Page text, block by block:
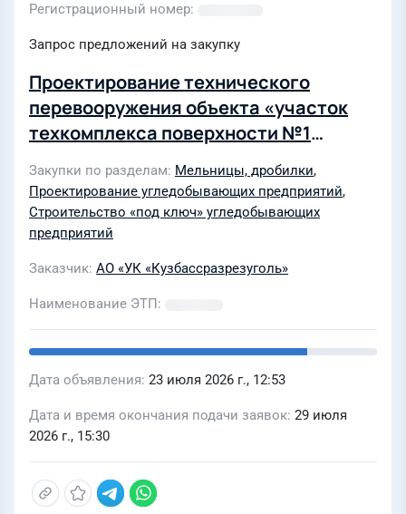
Регистрационный номер
Запрос предложений на закупку
Проектирование технического
перевооружения объекта «участок
техкомплекса поверхности №1
«Краснобродский» филиала
«Краснобродский угольный разрез»
АО «УК «Кузбассразрезуголь» в части
размещения дробильно-
сортировочных установок,
погрузки в ж/д вагоны и
автотранспорт» в 2026г
Закупки по разделам Мельницы, дробилки,
Проектирование угледобывающих предприятий,
Строительство «под ключ» угледобывающих
предприятий
Заказчик АО «УК «Кузбассразрезуголь»
Наименование ЭТП
Дата объявления 23 июля 2026 г., 12:53
Дата и время окончания подачи заявок 29 июля
2026 г., 15:30